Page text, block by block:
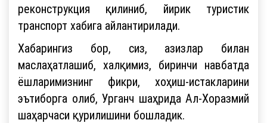
реконструкция қилиниб, йирик туристик
транспорт хабига айлантирилади.
Хабарингиз бор, сиз, азизлар билан
маслаҳатлашиб, халқимиз, биринчи навбатда
ёшларимизнинг фикри, хоҳиш-истакларини
эътиборга олиб, Урганч шаҳрида Ал-Хоразмий
шаҳарчаси қурилишини бошладик.